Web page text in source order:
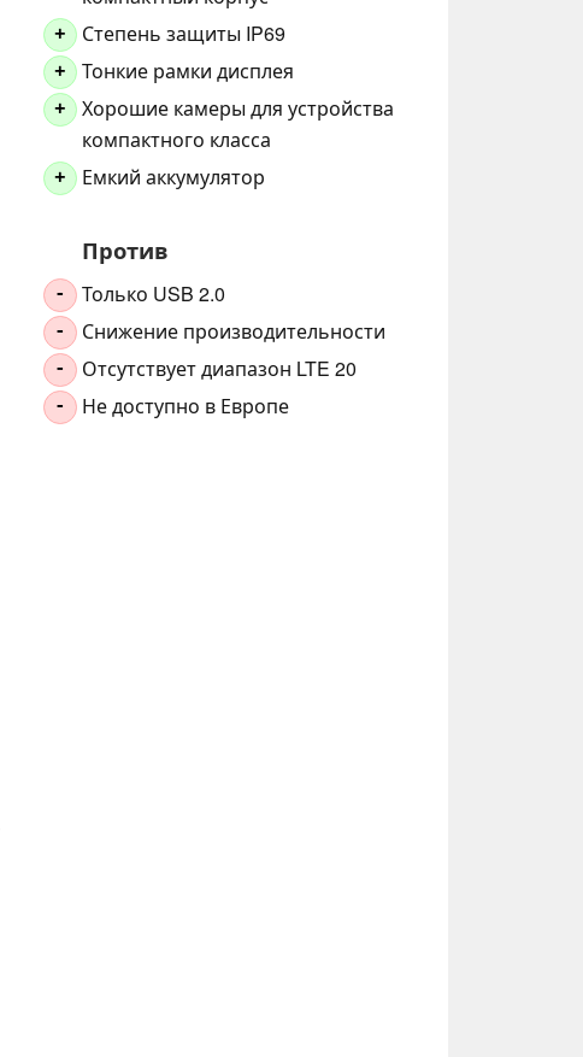
+ Степень защиты IP69
+ Тонкие рамки дисплея
+
Хорошие камеры для устройства
компактного класса
+ Емкий аккумулятор
Против
- Только USB 2.0
- Снижение производительности
- Отсутствует диапазон LTE 20
- Не доступно в Европе